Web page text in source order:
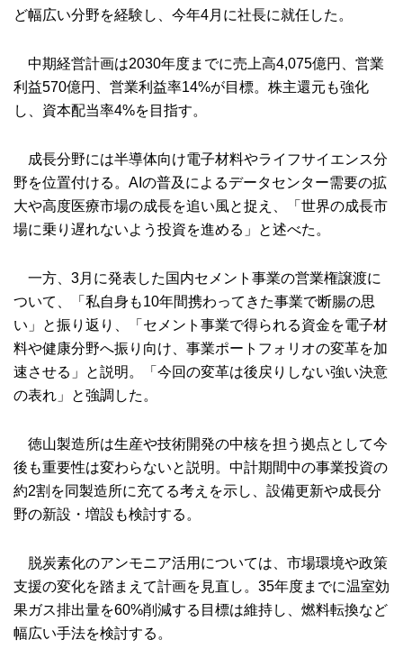
ど幅広い分野を経験し、今年4月に社長に就任した。
中期経営計画は2030年度までに売上高4,075億円、営業
利益570億円、営業利益率14%が目標。株主還元も強化
し、資本配当率4%を目指す。
成長分野には半導体向け電子材料やライフサイエンス分
野を位置付ける。AIの普及によるデータセンター需要の拡
大や高度医療市場の成長を追い風と捉え、「世界の成長市
場に乗り遅れないよう投資を進める」と述べた。
一方、3月に発表した国内セメント事業の営業権譲渡に
ついて、「私自身も10年間携わってきた事業で断腸の思
い」と振り返り、「セメント事業で得られる資金を電子材
料や健康分野へ振り向け、事業ポートフォリオの変革を加
速させる」と説明。「今回の変革は後戻りしない強い決意
の表れ」と強調した。
徳山製造所は生産や技術開発の中核を担う拠点として今
後も重要性は変わらないと説明。中計期間中の事業投資の
約2割を同製造所に充てる考えを示し、設備更新や成長分
野の新設・増設も検討する。
脱炭素化のアンモニア活用については、市場環境や政策
支援の変化を踏まえて計画を見直し。35年度までに温室効
果ガス排出量を60%削減する目標は維持し、燃料転換など
幅広い手法を検討する。